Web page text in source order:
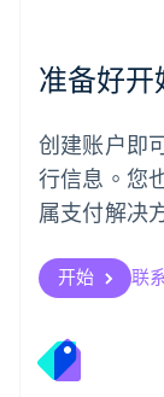
准备好开
创建账户即
行信息。您
属支付解决
开始 联
日本
日本語
Svenska
瑞士
Deutsch
塞浦路斯
斯洛伐克
English
English
泰国
ไทย